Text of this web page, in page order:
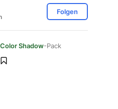
Folgen
Shadow-Pack